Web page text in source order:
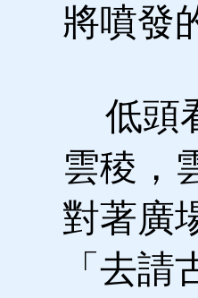
將噴發
低頭
雲稜，
對著廣
「去